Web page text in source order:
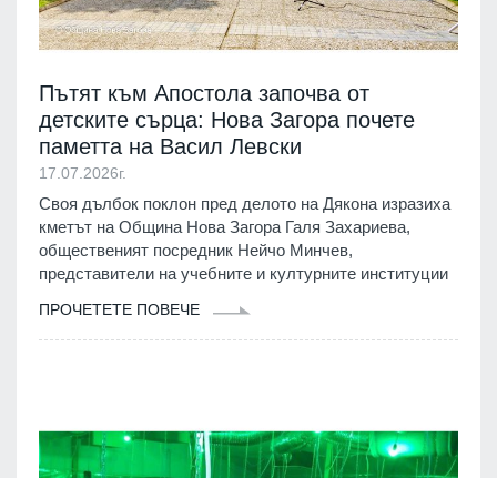
Пътят към Апостола започва от
детските сърца: Нова Загора почете
паметта на Васил Левски
17.07.2026г.
Своя дълбок поклон пред делото на Дякона изразиха
кметът на Община Нова Загора Галя Захариева,
общественият посредник Нейчо Минчев,
представители на учебните и културните институции
ПРОЧЕТЕТЕ ПОВЕЧЕ